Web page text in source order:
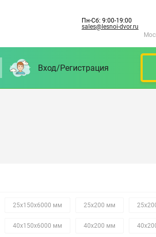
Пн-Сб: 9:00-19:00
sales@lesnoi-dvor.ru
Вход/Регистрация
25х150х6000 мм 25х200 мм
40х150х6000 мм 40х200 мм